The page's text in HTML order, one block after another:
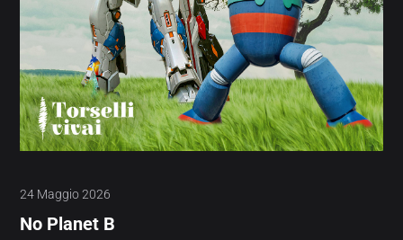
24 Maggio 2026
No Planet B